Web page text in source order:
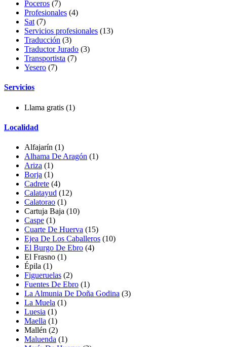
Poceros (7)
Profesionales (4)
Sat (7)
Servicios profesionales (13)
Traducción (3)
Traductor Jurado (3)
Transportista (7)
Yesero (7)
Servicios
Llama gratis (1)
Localidad
Alfajarín (1)
Alhama De Aragón (1)
Ariza (1)
Borja (1)
Cadrete (4)
Calatayud (12)
Calatorao (1)
Cartuja Baja (10)
Caspe (1)
Cuarte De Huerva (15)
Ejea De Los Caballeros (10)
El Burgo De Ebro (4)
El Frasno (1)
Épila (1)
Figueruelas (2)
Fuentes De Ebro (1)
La Almunia De Doña Godina (3)
La Muela (1)
Luesia (1)
Maella (1)
Mallén (2)
Maluenda (1)